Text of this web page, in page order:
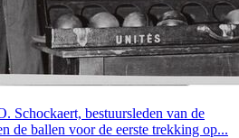
Schockaert, bestuursleden van de
de ballen voor de eerste trekking op...